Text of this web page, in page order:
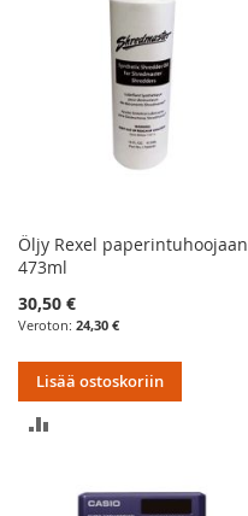
Öljy Rexel paperintuhoojaan
473ml
30,50 €
24,30 €
Lisää ostoskoriin